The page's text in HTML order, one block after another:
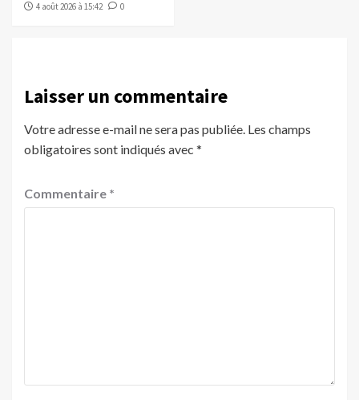
4 août 2026 à 15:42
0
Laisser un commentaire
Votre adresse e-mail ne sera pas publiée. Les champs
obligatoires sont indiqués avec *
Commentaire *